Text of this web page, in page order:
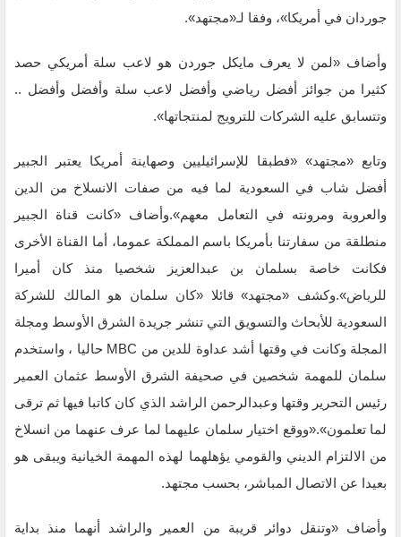
جوردان في أمريكا»، وفقا لـ«مجتهد».
وأضاف «لمن لا يعرف مايكل جوردن هو لاعب سلة أمريكي حصد
كثيرا من جوائز أفضل رياضي وأفضل لاعب سلة وأفضل وأفضل ..
وتتسابق عليه الشركات للترويج لمنتجاتها».
وتابع «مجتهد» «فطبقا للإسرائيليين وصهاينة أمريكا يعتبر الجبير
أفضل شاب في السعودية لما فيه من صفات الانسلاخ من الدين
والعروبة ومرونته في التعامل معهم».وأضاف «كانت قناة الجبير
منطلقة من سفارتنا بأمريكا باسم المملكة عموما، أما القناة الأخرى
فكانت خاصة بسلمان بن عبدالعزيز شخصيا منذ كان أميرا
للرياض».وكشف «مجتهد» قائلا «كان سلمان هو المالك للشركة
السعودية للأبحاث والتسويق التي تنشر جريدة الشرق الأوسط ومجلة
المجلة وكانت في وقتها أشد عداوة للدين من MBC حاليا ، واستخدم
سلمان للمهمة شخصين في صحيفة الشرق الأوسط عثمان العمير
رئيس التحرير وقتها وعبدالرحمن الراشد الذي كان كاتبا فيها ثم ترقى
لما تعلمون».«ووقع اختيار سلمان عليهما لما عرف عنهما من انسلاخ
من الالتزام الديني والقومي يؤهلهما لهذه المهمة الخيانية ويبقى هو
بعيدا عن الاتصال المباشر، بحسب مجتهد.
وأضاف «وتنقل دوائر قريبة من العمير والراشد أنهما منذ بداية